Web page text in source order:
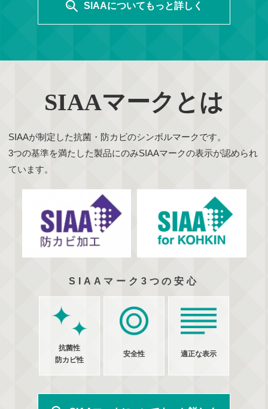
SIAAについてもっと詳しく
SIAAマークとは
SIAAが制定した抗菌・防カビのシンボルマークです。
3つの基準を満たした製品にのみSIAAマークの表示が認められ
ています。
SIAAマーク3つの安心
抗菌性
防カビ性
安全性 適正な表示